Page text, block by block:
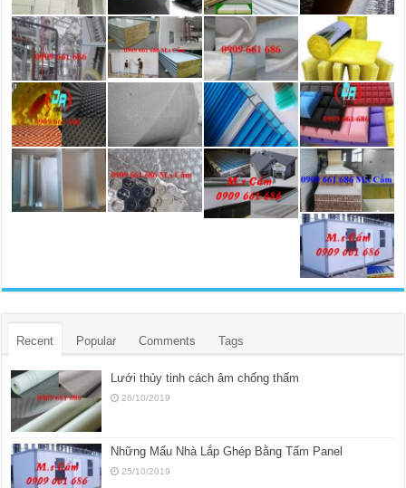
Recent Popular Comments Tags
Lưới thủy tinh cách âm chống thấm
26/10/2019
Những Mẩu Nhà Lắp Ghép Bằng Tấm Panel
25/10/2019